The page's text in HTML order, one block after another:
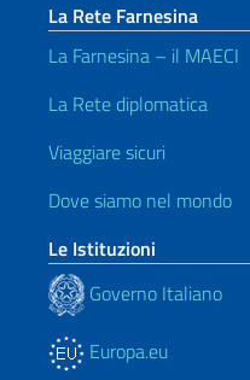
La Rete Farnesina
La Farnesina – il MAECI
La Rete diplomatica
Viaggiare sicuri
Dove siamo nel mondo
Le Istituzioni
Governo Italiano
Europa.eu